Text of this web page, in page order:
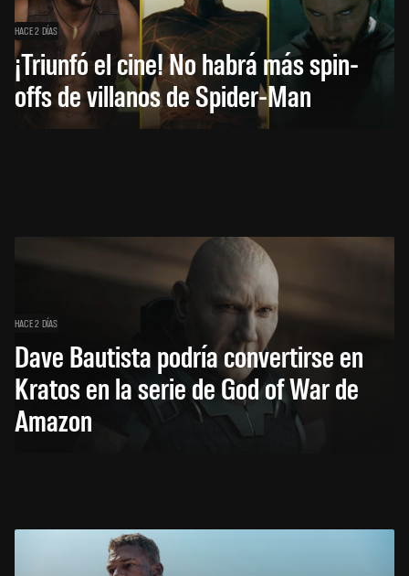
HACE 2 DÍAS
¡Triunfó el cine! No habrá más spin-
offs de villanos de Spider-Man
HACE 2 DÍAS
Dave Bautista podría convertirse en
Kratos en la serie de God of War de
Amazon